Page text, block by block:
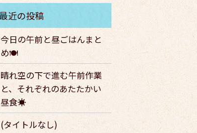
今日の午前と昼ごはんまと
め🍽️
晴れ空の下で進む午前作業
と、それぞれのあたたかい
昼食☀️
(タイトルなし)